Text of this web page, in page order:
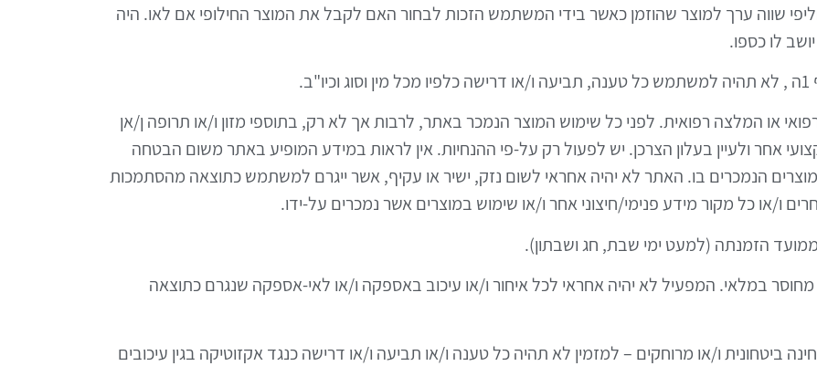
שווה ערך למוצר שהוזמן כאשר בידי המשתמש הזכות לבחור האם לקבל את המוצר החילופי אם לאו. היה
לו כספו.
או המלצה רפואית. לפני כל שימוש המוצר הנמכר באתר, לרבות אך לא רק, בתוספי מזון ו/או תרופה ן/אן
אחר ולעיין בעלון הצרכן. יש לפעול רק על-פי ההנחיות. אין לראות במידע המופיע באתר משום הבטחה
הנמכרים בו. האתר לא יהיה אחראי לשום נזק, ישיר או עקיף, אשר ייגרם למשתמש כתוצאה מהסתמכות
ו/או כל מקור מידע פנימי/חיצוני אחר ו/או שימוש במוצרים אשר נמכרים על-ידו.
מחוסר במלאי. המפעיל לא יהיה אחראי לכל איחור ו/או עיכוב באספקה ו/או לאי-אספקה שנגרם כתוצאה
ביטחונית ו/או מרוחקים – למזמין לא תהיה כל טענה ו/או תביעה ו/או דרישה כנגד אקזוטיקה בגין עיכובים